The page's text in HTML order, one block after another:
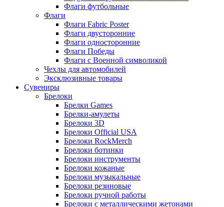
Флаги футбольные
Флаги
Флаги Fabric Poster
Флаги двусторонние
Флаги односторонние
Флаги Победы
Флаги с Военной символикой
Чехлы для автомобилей
Эксклюзивные товары
Сувениры
Брелоки
Брелки Games
Брелки-амулеты
Брелоки 3D
Брелоки Official USA
Брелоки RockMerch
Брелоки ботинки
Брелоки инструменты
Брелоки кожаные
Брелоки музыкальные
Брелоки резиновые
Брелоки ручной работы
Брелоки с металлическими жетонами